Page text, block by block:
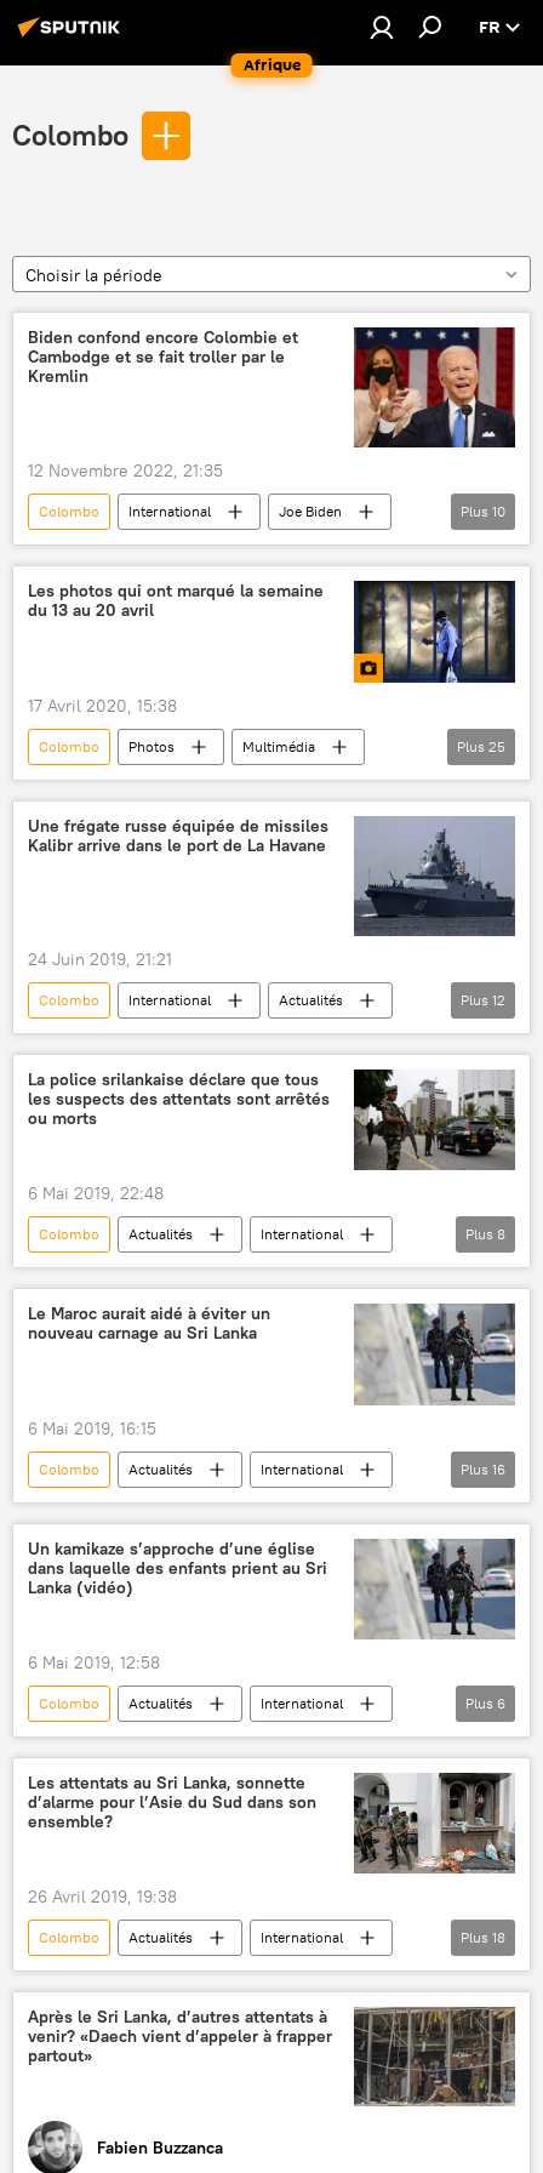
Afrique
FR
Colombo
Choisir la période
Biden confond encore Colombie et
Cambodge et se fait troller par le
Kremlin
12 Novembre 2022, 21:35
Colombo International
Joe Biden
bourde
Cambodge
Colombie
États-Unis
Phnom Penh
Maria Zakharova
Association des nations de l'Asie du Sud-Est (ASEAN)
Columbia
Plus 10
Les photos qui ont marqué la semaine
du 13 au 20 avril
17 Avril 2020, 15:38
Colombo Photos
Multimédia
Paris
Tchernobyl
incendie de forêt
Norvège
neige
Israël
fleurs
Vladimir Poutine
Istanbul
Australie
coronavirus SARS-CoV-2
New York
Katmandou
Espagne
Kim Jong-un
Italie
Antarctique
Londres
Défilé de la Victoire 2020
Plus 25
Une frégate russe équipée de missiles
Kalibr arrive dans le port de La Havane
24 Juin 2019, 21:21
Colombo International
Actualités
Défense
groupe naval
bâtiments de guerre
Flotte russe du Nord
Admiral Gorchkov (frégate)
Cuba
Djibouti
marins port
Plus 12
La police srilankaise déclare que tous
les suspects des attentats sont arrêtés
ou morts
6 Mai 2019, 22:48
Colombo Actualités
International
Sri Lanka
attentat
suspect
Pâques
police
Daech
bombe
Explosions dans des hôtels et églises au Sri Lanka
Plus 8
Le Maroc aurait aidé à éviter un
nouveau carnage au Sri Lanka
6 Mai 2019, 16:15
Colombo Actualités
International
Maroc
Inde
Sri Lanka
New Delhi
Rabat
Abdelhak Khiame
Daech
Le Monde
succès
lutte antiterroriste
kamikaze
bombe
Plus 16
Un kamikaze s’approche d’une église
dans laquelle des enfants prient au Sri
Lanka (vidéo)
6 Mai 2019, 12:58
Colombo Actualités
International
Explosions dans des hôtels et églises au Sri Lanka
Sri Lanka
explosion
attentat
enfants
église
Plus 6
Les attentats au Sri Lanka, sonnette
d’alarme pour l’Asie du Sud dans son
ensemble?
26 Avril 2019, 19:38
Colombo Actualités
International
Sri Lanka
Asie du Sud
Inde
Irak
Syrie
États-Unis
Dhruv Katoch
Rahul Bhonsle
Sputnik
attentat
djihadisme
Plus 18
Après le Sri Lanka, d’autres attentats à
venir? «Daech vient d’appeler à frapper
partout»
Fabien Buzzanca